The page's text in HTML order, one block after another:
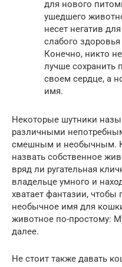
для нового
ушедшего
несет негатив
слабого
Конечно, никто
лучше сохранить
своем сердце, а
имя.
Некоторые шутники
различными
смешным и необычным.
назвать собственное
вряд ли ругательная
владельце умного и
хватает фантазии, чтобы
необычное имя для
животное по-простому:
далее.
Не стоит также давать